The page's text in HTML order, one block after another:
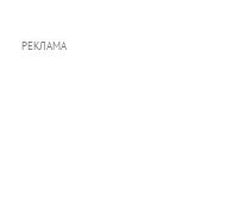
РЕКЛАМА